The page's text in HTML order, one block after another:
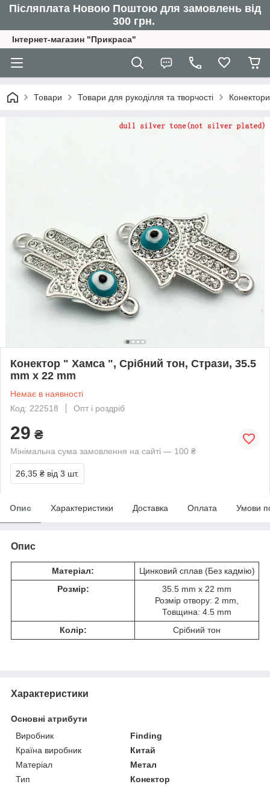
Післяплата Новою Поштою для замовлень від
300 грн.
Інтернет-магазин "Прикраса"
Товари Товари для рукоділля та творчості Конектори
Конектор " Хамса ", Срібний тон, Стрази, 35.5
mm x 22 mm
Немає в наявності
Код: 222518
Опт і роздріб
29 ₴
Мінімальна сума замовлення на сайті — 100 ₴
26,35 ₴ від 3 шт.
Опис Характеристики Доставка Оплата Умови
Опис
Матеріал:
Цинковий сплав (Без кадмію)
Розмір:
35.5 mm x 22 mm
Розмір отвору: 2 mm,
Товщина: 4.5 mm
Колір:
Срібний тон
Характеристики
Основні атрибути
Виробник
Finding
Країна виробник
Китай
Матеріал
Метал
Тип
Конектор